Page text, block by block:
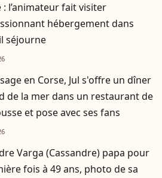
: l’animateur fait visiter
hébergement dans
séjourne
en Corse, Jul s'offre un dîner
de la mer dans un restaurant de
et pose avec ses fans
Varga (Cassandre) papa pour
fois à 49 ans, photo de sa